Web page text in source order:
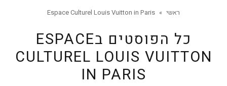
ראשי »
Espace Culturel Louis Vuitton in Paris
כל הפוסטים בESPACE
CULTUREL LOUIS VUITTON
IN PARIS